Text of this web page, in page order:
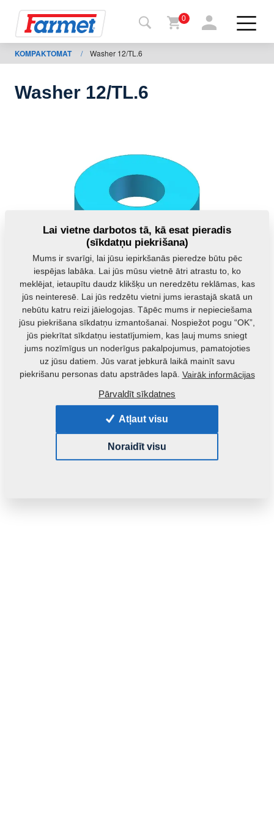
Atpakaļ
uz
Lejupielādei
0
KOMPAKTOMAT / Washer 12/TL.6
Washer 12/TL.6
Izstrādājuma kods: 8000734-40034
Šo detaļu ir iespējams izmantot arī šādām iekārtām:
0,0240 Kg
Lai vietne darbotos tā, kā esat pieradis
(sīkdatņu piekrišana)
Mums ir svarīgi, lai jūsu iepirkšanās pieredze būtu pēc
iespējas labāka. Lai jūs mūsu vietnē ātri atrastu to, ko
meklējat, ietaupītu daudz klikšķu un neredzētu reklāmas, kas
jūs neinteresē. Lai jūs redzētu vietni jums ierastajā skatā un
nebūtu katru reizi jāielogojas. Tāpēc mums ir nepieciešama
jūsu piekrišana sīkdatņu izmantošanai. Nospiežot pogu “OK”,
jūs piekrītat sīkdatņu iestatījumiem, kas ļauj mums sniegt
jums nozīmīgus un noderīgus pakalpojumus, pamatojoties
uz jūsu datiem. Jūs varat jebkurā laikā mainīt savu
piekrišanu personas datu apstrādes lapā. Vairāk informācijas
Pārvaldīt sīkdatnes
Atļaut visu
Noraidīt visu